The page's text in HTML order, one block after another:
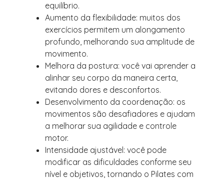
equilíbrio.
Aumento da flexibilidade: muitos dos
exercícios permitem um alongamento
profundo, melhorando sua amplitude de
movimento.
Melhora da postura: você vai aprender a
alinhar seu corpo da maneira certa,
evitando dores e desconfortos.
Desenvolvimento da coordenação: os
movimentos são desafiadores e ajudam
a melhorar sua agilidade e controle
motor.
Intensidade ajustável: você pode
modificar as dificuldades conforme seu
nível e objetivos, tornando o Pilates com